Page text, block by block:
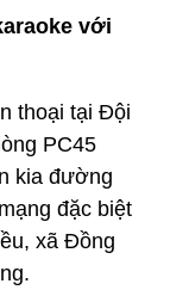
với
thoại tại Đội
PC45
kia đường
đặc biệt
xã Đồng